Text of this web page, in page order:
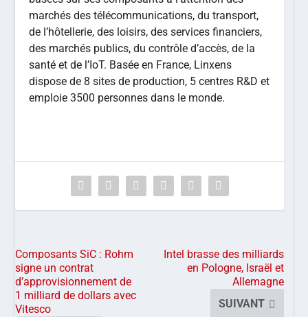
marchés des télécommunications, du transport,
de l’hôtellerie, des loisirs, des services financiers,
des marchés publics, du contrôle d’accès, de la
santé et de l’IoT. Basée en France, Linxens
dispose de 8 sites de production, 5 centres R&D et
emploie 3500 personnes dans le monde.
Composants SiC : Rohm
signe un contrat
d’approvisionnement de
1 milliard de dollars avec
Vitesco
Intel brasse des milliards
en Pologne, Israël et
Allemagne
SUIVANT